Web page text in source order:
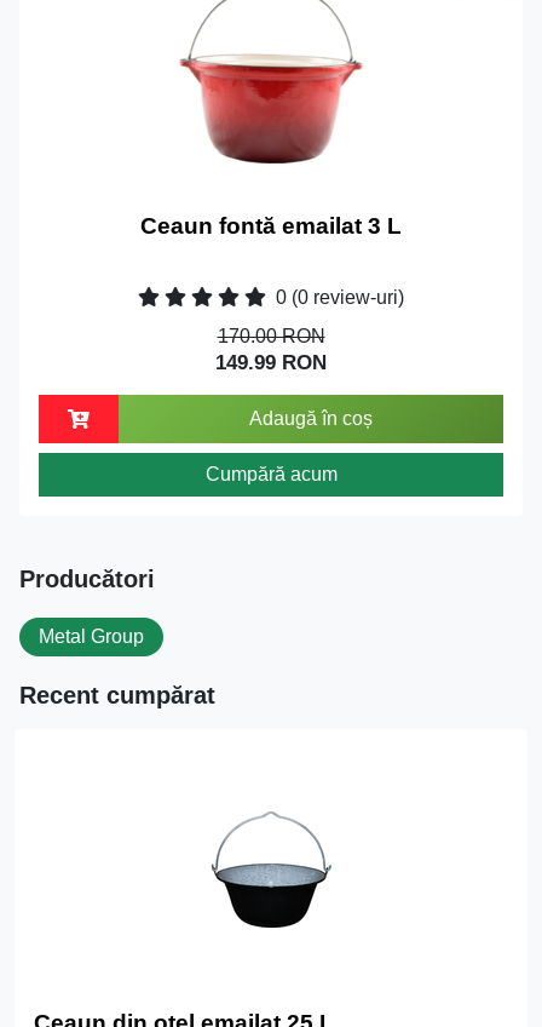
Ceaun fontă emailat 3 L
0 (0 review-uri)
170.00 RON
149.99 RON
Adaugă în coș
Cumpără acum
Producători
Metal Group
Recent cumpărat